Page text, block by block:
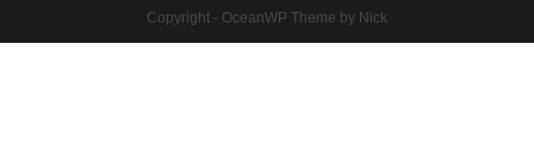
Copyright - OceanWP Theme by Nick